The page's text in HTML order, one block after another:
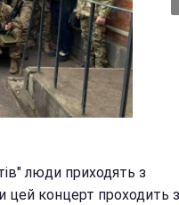
люди приходять з
цей концерт проходить